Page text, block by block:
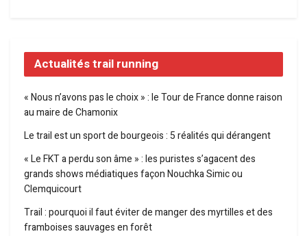
Actualités trail running
« Nous n’avons pas le choix » : le Tour de France donne raison
au maire de Chamonix
Le trail est un sport de bourgeois : 5 réalités qui dérangent
« Le FKT a perdu son âme » : les puristes s’agacent des
grands shows médiatiques façon Nouchka Simic ou
Clemquicourt
Trail : pourquoi il faut éviter de manger des myrtilles et des
framboises sauvages en forêt